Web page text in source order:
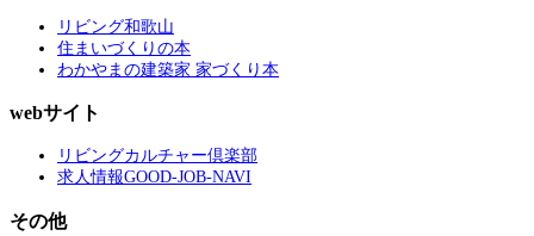
リビング和歌山
住まいづくりの本
わかやまの建築家 家づくり本
webサイト
リビングカルチャー倶楽部
求人情報GOOD-JOB-NAVI
その他